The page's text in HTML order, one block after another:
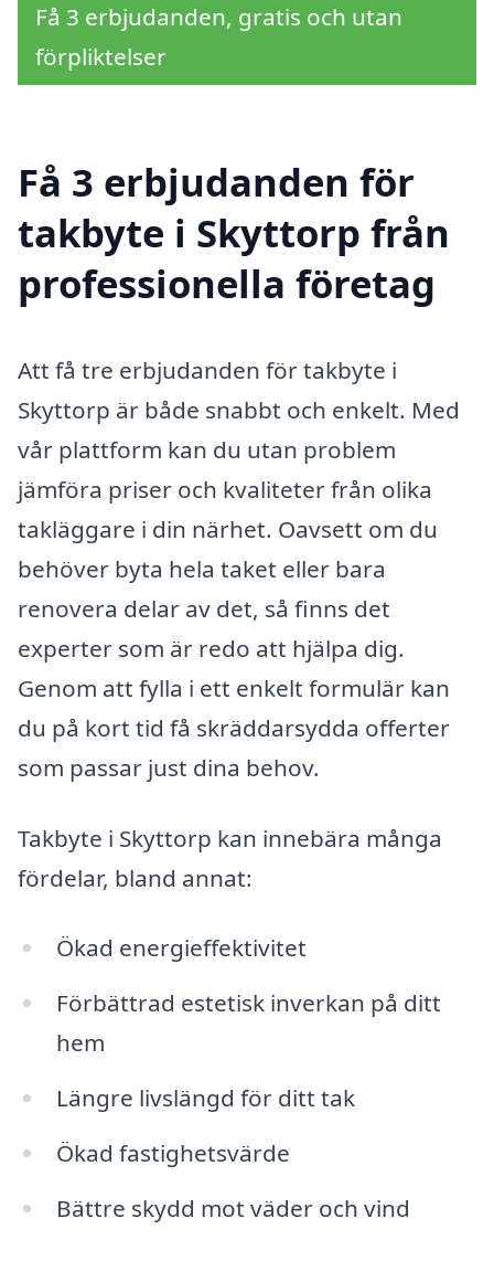
Få 3 erbjudanden, gratis och utan
förpliktelser
Få 3 erbjudanden för
takbyte i Skyttorp från
professionella företag
Att få tre erbjudanden för takbyte i
Skyttorp är både snabbt och enkelt. Med
vår plattform kan du utan problem
jämföra priser och kvaliteter från olika
takläggare i din närhet. Oavsett om du
behöver byta hela taket eller bara
renovera delar av det, så finns det
experter som är redo att hjälpa dig.
Genom att fylla i ett enkelt formulär kan
du på kort tid få skräddarsydda offerter
som passar just dina behov.
Takbyte i Skyttorp kan innebära många
fördelar, bland annat:
Ökad energieffektivitet
Förbättrad estetisk inverkan på ditt
hem
Längre livslängd för ditt tak
Ökad fastighetsvärde
Bättre skydd mot väder och vind